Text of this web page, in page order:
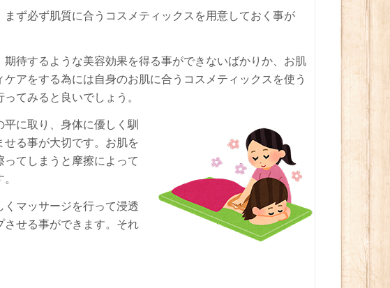
ず必ず肌質に合うコスメティックスを用意しておく事が
待するような美容効果を得る事ができないばかりか、お肌
アをする為には自身のお肌に合うコスメティックスを使う
てみると良いでしょう。
に取り、身体に優しく馴
る事が大切です。お肌を
てしまうと摩擦によって
マッサージを行って浸透
させる事ができます。それ